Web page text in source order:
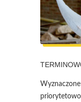
priorytetowo